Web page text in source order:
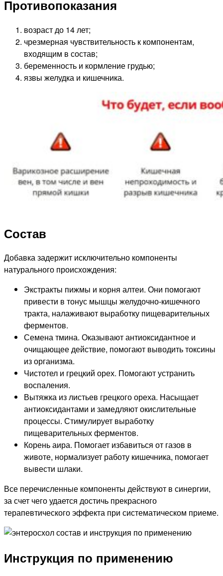
Противопоказания
возраст до 14 лет;
чрезмерная чувствительность к компонентам,
входящим в состав;
беременность и кормление грудью;
язвы желудка и кишечника.
Состав
Добавка задержит исключительно компоненты
натурального происхождения:
Экстракты пижмы и корня алтеи. Они помогают
привести в тонус мышцы желудочно-кишечного
тракта, налаживают выработку пищеварительных
ферментов.
Семена тмина. Оказывают антиоксидантное и
очищающее действие, помогают выводить токсины
из организма.
Чистотел и грецкий орех. Помогают устранить
воспаления.
Вытяжка из листьев грецкого ореха. Насыщает
антиоксидантами и замедляют окислительные
процессы. Стимулирует выработку
пищеварительных ферментов.
Корень аира. Помогает избавиться от газов в
животе, нормализует работу кишечника, помогает
вывести шлаки.
Все перечисленные компоненты действуют в синергии,
за счет чего удается достичь прекрасного
терапевтического эффекта при систематическом приеме.
Инструкция по применению